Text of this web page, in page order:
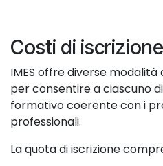
Costi di
IMES offre diverse
per consentire a ciascuno
formativo coerente con i
professionali.
La quota di iscrizione